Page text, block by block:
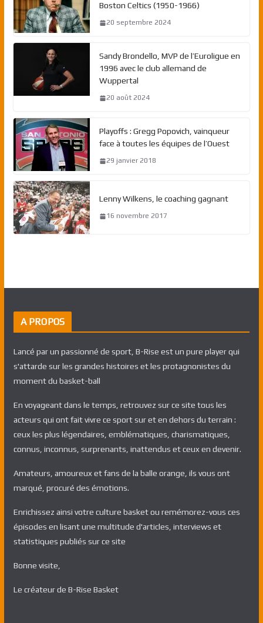
Boston Celtics (1950-1966)
20 septembre 2024
Sandy Brondello, MVP de l’Euroligue en
1996 avec le club allemand de
Wuppertal
20 août 2024
Playoffs : Gregg Popovich, vainqueur
face à toutes les équipes de l’Ouest
29 janvier 2018
Lenny Wilkens, le coaching gagnant
16 novembre 2017
A PROPOS
Lancé par un passionné de sport, B-Rise est un pure player qui
s'attarde sur les grandes histoires et les protagnonistes du
moment du basket-ball
En voyageant dans le temps, retrouvez sur ce site tous les
acteurs qui ont fait vivre ce sport sur et en dehors du terrain :
ceux les plus légendaires, emblématiques, charismatiques,
connus, inconnus, surprenants, inattendus et ceux en devenir.
Amateurs, amoureux et fans de la balle orange, ils vous ont
marqué, procuré des émotions.
Enrichissez ainsi votre culture basket ou remémorez-vous ces
épisodes en lisant une multitude d'articles, interviews et
statistiques publiés sur ce site
Bonne visite,
Le créateur de B-Rise Basket